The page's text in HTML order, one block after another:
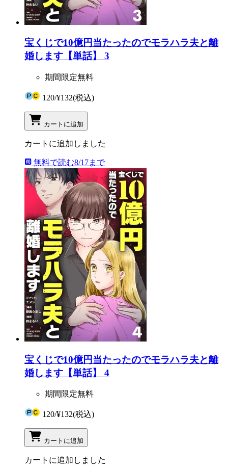
宝くじで10億円当たったのでモラハラ夫と離
婚します【単話】 3
期間限定無料
120/¥132(税込)
カートに追加
カートに追加しました
無料で読む8/17まで
宝くじで10億円当たったのでモラハラ夫と離
婚します【単話】 4
期間限定無料
120/¥132(税込)
カートに追加
カートに追加しました